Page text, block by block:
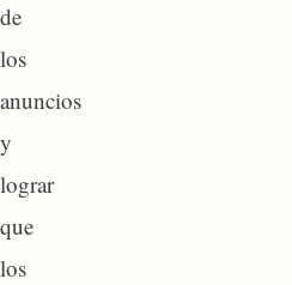
de
los
anuncios
y
lograr
que
los